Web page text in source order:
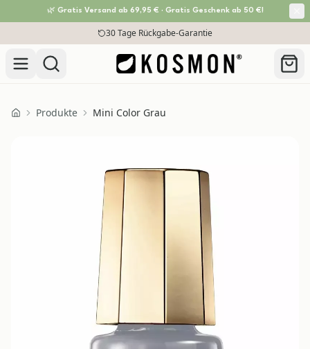
🌿 Gratis Versand ab 69,95 € · Gratis Geschenk ab 50 €!
Zum Inhalt springen30 Tage Rückgabe-Garantie
HomeProdukte Mini Color Grau